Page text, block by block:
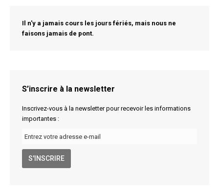
Il n'y a jamais cours les jours fériés, mais nous ne
faisons jamais de pont.
S’inscrire à la newsletter
Inscrivez-vous à la newsletter pour recevoir les informations
importantes :